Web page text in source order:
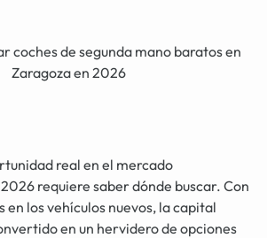
real en el mercado
requiere saber dónde buscar. Con
en los vehículos nuevos, la capital
en un hervidero de opciones